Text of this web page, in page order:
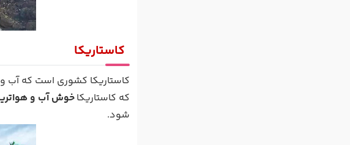
کاستاریکا
کاستاریکا کشوری است که
که کاستاریکاخوش آب و
شود.